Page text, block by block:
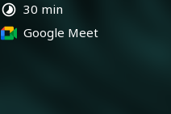
30 min
Google Meet